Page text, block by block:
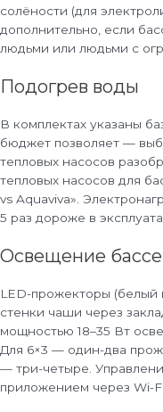
солёности (для
дополнительно, если
людьми или людьми с
Подогрев воды
В комплектах указаны
бюджет позволяет —
тепловых насосов
тепловых насосов для
vs Aquaviva».
5 раз дороже в
Освещение
LED-прожекторы (белый
стенки чаши через
мощностью 18–35 Вт
Для 6×3 — один-два
— три-четыре.
приложением через Wi-